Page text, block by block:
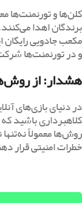
کلن‌ها و تورنمنت‌ها
برندگان اهدا
مکعب جادویی رایگان
و در تورنمنت‌ها
هشدار: از
در دنیای بازی‌های
کلاهبرداری باشید
روش‌ها معمولاً
خطرات امنیتی قرار